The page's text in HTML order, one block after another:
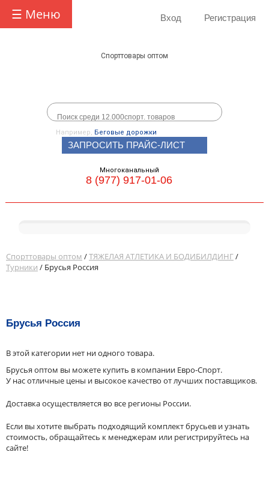
☰ Меню Вход Регистрация
Спорттовары оптом
Например, Беговые дорожки
ЗАПРОСИТЬ ПРАЙС-ЛИСТ
Многоканальный
8 (977) 917-01-06
Спорттовары оптом /ТЯЖЕЛАЯ АТЛЕТИКА И БОДИБИЛДИНГ/
Турники / Брусья Россия
Брусья Россия
В этой категории нет ни одного товара.
Брусья оптом вы можете купить в компании Евро-Спорт.
У нас отличные цены и высокое качество от лучших поставщиков.
Доставка осуществляется во все регионы России.
Если вы хотите выбрать подходящий комплект брусьев и узнать
стоимость, обращайтесь к менеджерам или регистрируйтесь на
сайте!